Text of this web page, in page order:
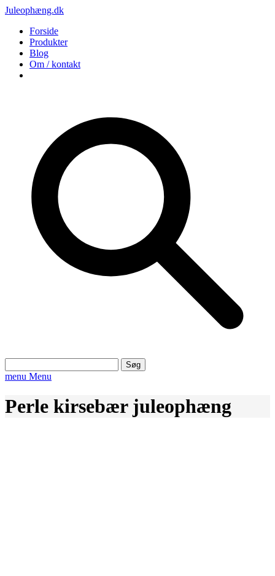
Juleophæng.dk
Forside
Produkter
Blog
Om / kontakt
efter:
menu Menu
Perle kirsebær juleophæng